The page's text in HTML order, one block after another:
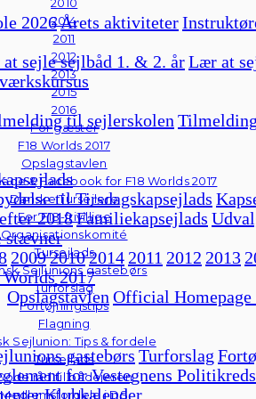
2014
2011
2012
2013
2015
2016
For gæster
F18 Worlds 2017
Opslagstavlen
& Facebook for F18 Worlds 2017
Danske Tursejlere
For F18-frivillige
Organisationskomité
Tursejlads
Sejlunions gastebørs
Turforslag
Fortøjningstips
Flagning
Sejlunion: Tips & fordele
Tursejlads
råd til bådejeren
Medlemsfordele i DS
2026Årets aktiviteter
sejle sejlbåd 1. & 2. årLær at
til sejlerskolen
til Tirsdagskapsejlads
2018Familiekapsejlads
stævner
200920102014 2011 2012 2013
Worlds 2017
Opslagstavlen Official Homepage
gastebørs Turforslag
for Vestegnens Politikreds
Klubkalender